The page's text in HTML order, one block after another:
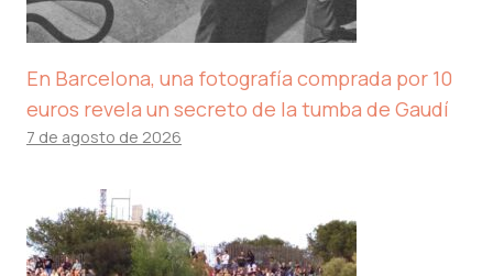
En Barcelona, ​​una fotografía comprada por 10
euros revela un secreto de la tumba de Gaudí
7 de agosto de 2026